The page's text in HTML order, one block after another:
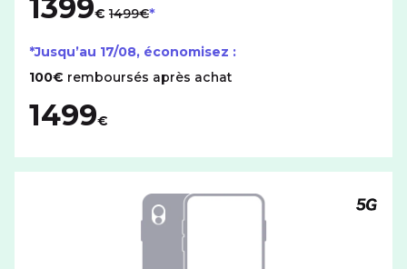
1399€ 1499€
*Jusqu’au 17/08, économisez :
100€ remboursés après achat
1499€